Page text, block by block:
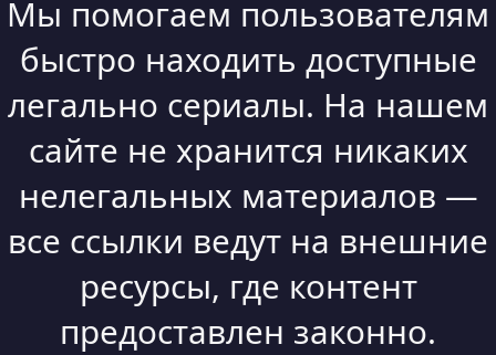
Мы помогаем пользователям
быстро находить доступные
легально сериалы. На нашем
сайте не хранится никаких
нелегальных материалов —
все ссылки ведут на внешние
ресурсы, где контент
предоставлен законно.